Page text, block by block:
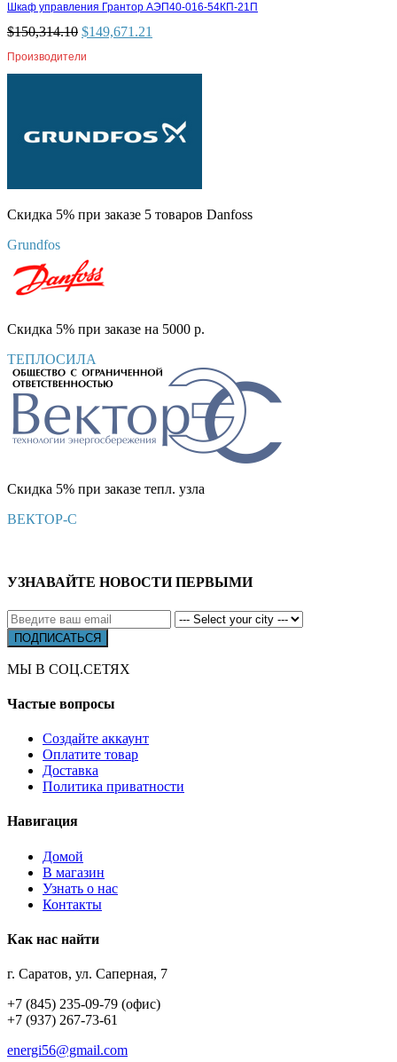
Шкаф управления Грантор АЭП40-016-54КП-21П
$150,314.10 $149,671.21
Производители
Скидка 5% при заказе 5 товаров Danfoss
Grundfos
Скидка 5% при заказе на 5000 р.
ТЕПЛОСИЛА
Скидка 5% при заказе тепл. узла
ВЕКТОР-С
УЗНАВАЙТЕ НОВОСТИ ПЕРВЫМИ
МЫ В СОЦ.СЕТЯХ
Частые вопросы
Создайте аккаунт
Оплатите товар
Доставка
Политика приватности
Навигация
Домой
В магазин
Узнать о нас
Контакты
Как нас найти
г. Саратов, ул. Саперная, 7
+7 (845) 235-09-79 (офис)
+7 (937) 267-73-61
energi56@gmail.com